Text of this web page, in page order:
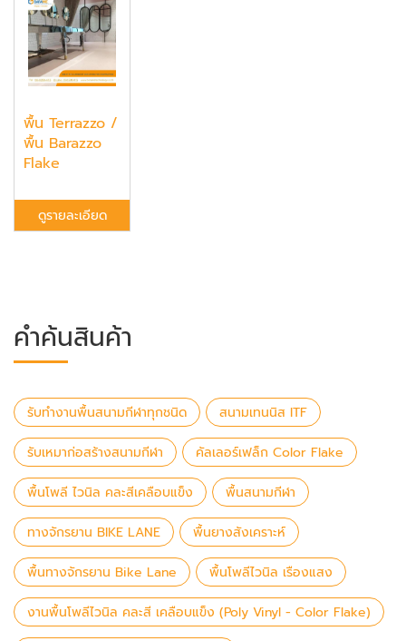
พื้น Terrazzo /
พื้น Barazzo
Flake
ดูรายละเอียด
คำค้นสินค้า
รับทำงานพื้นสนามกีฬาทุกชนิด สนามเทนนิส ITF
รับเหมาก่อสร้างสนามกีฬา คัลเลอร์เฟล็ก Color Flake
พื้นโพลี ไวนิล คละสีเคลือบแข็ง พื้นสนามกีฬา
ทางจักรยาน BIKE LANE พื้นยางสังเคราะห์
พื้นทางจักรยาน Bike Lane พื้นโพลีไวนิล เรืองแสง
งานพื้นโพลีไวนิล คละสี เคลือบแข็ง (Poly Vinyl - Color Flake)